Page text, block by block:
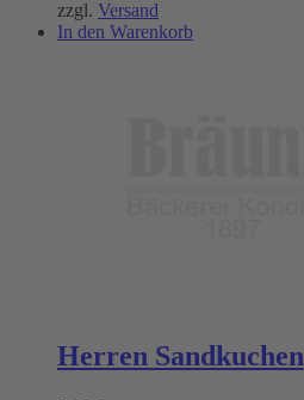
zzgl. Versand
In den Warenkorb
Herren Sandkuchen